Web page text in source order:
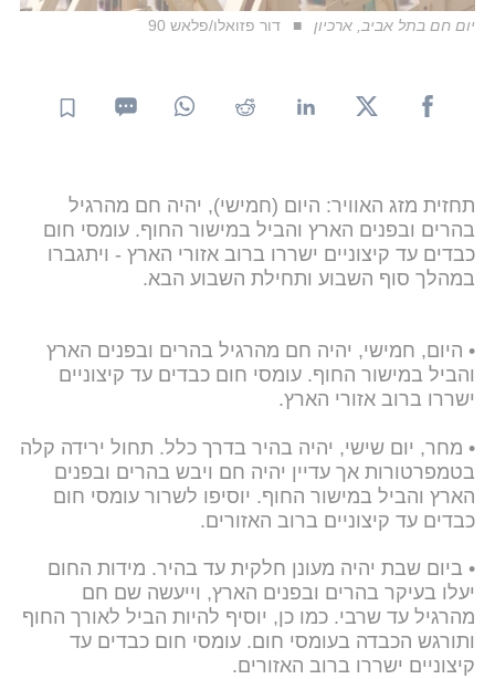
יום חם בתל אביב, ארכיון דור פזואלו/פלאש 90
תחזית מזג האוויר: היום (חמישי), יהיה חם מהרגיל
בהרים ובפנים הארץ והביל במישור החוף. עומסי חום
כבדים עד קיצוניים ישררו ברוב אזורי הארץ - ויתגברו
במהלך סוף השבוע ותחילת השבוע הבא.
• היום, חמישי, יהיה חם מהרגיל בהרים ובפנים הארץ
והביל במישור החוף. עומסי חום כבדים עד קיצוניים
ישררו ברוב אזורי הארץ.
• מחר, יום שישי, יהיה בהיר בדרך כלל. תחול ירידה קלה
בטמפרטורות אך עדיין יהיה חם ויבש בהרים ובפנים
הארץ והביל במישור החוף. יוסיפו לשרור עומסי חום
כבדים עד קיצוניים ברוב האזורים.
• ביום שבת יהיה מעונן חלקית עד בהיר. מידות החום
יעלו בעיקר בהרים ובפנים הארץ, וייעשה שם חם
מהרגיל עד שרבי. כמו כן, יוסיף להיות הביל לאורך החוף
ותורגש הכבדה בעומסי חום. עומסי חום כבדים עד
קיצוניים ישררו ברוב האזורים.